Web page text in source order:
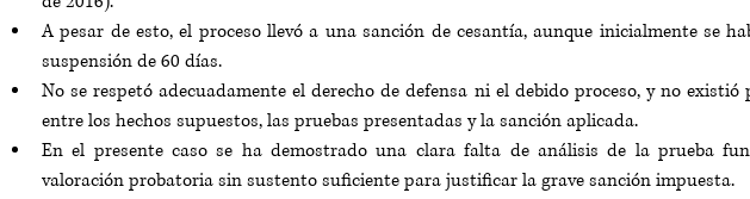
A pesar de esto, el proceso llevó a una sanción de cesantía, aunque inicialmente se
suspensión de 60 días.
No se respetó adecuadamente el derecho de defensa ni el debido proceso, y no
entre los hechos supuestos, las pruebas presentadas y la sanción aplicada.
En el presente caso se ha demostrado una clara falta de análisis de la prueba
valoración probatoria sin sustento suficiente para justificar la grave sanción impuesta.